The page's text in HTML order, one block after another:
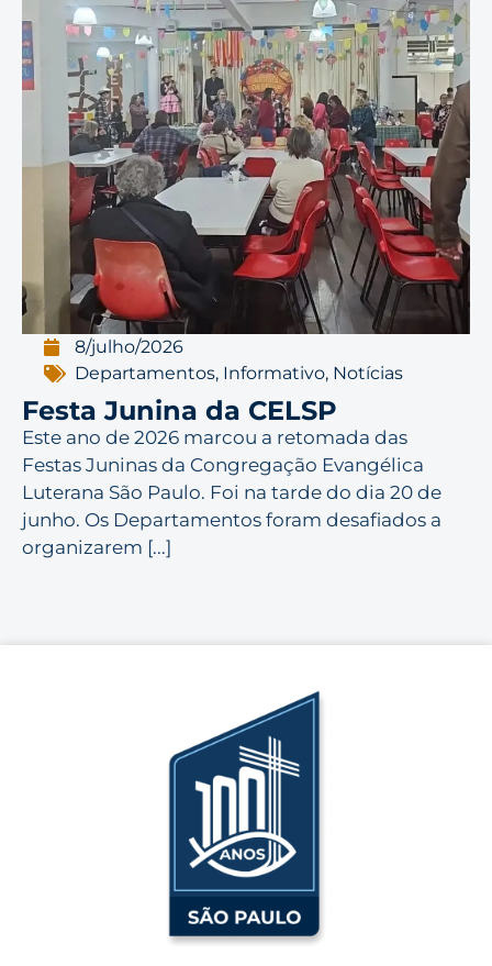
8/julho/2026
Departamentos, Informativo, Notícias
Festa Junina da CELSP
Este ano de 2026 marcou a retomada das
Festas Juninas da Congregação Evangélica
Luterana São Paulo. Foi na tarde do dia 20 de
junho. Os Departamentos foram desafiados a
organizarem [...]